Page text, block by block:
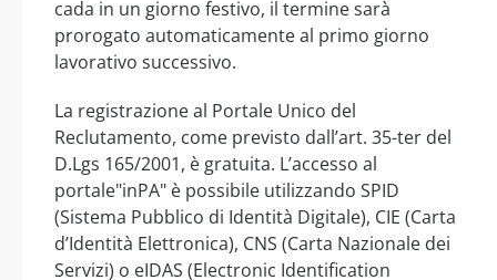
cada in un giorno festivo, il termine sarà
prorogato automaticamente al primo giorno
lavorativo successivo.
La registrazione al Portale Unico del
Reclutamento, come previsto dall’art. 35-ter del
D.Lgs 165/2001, è gratuita. L’accesso al
portale"inPA" è possibile utilizzando SPID
(Sistema Pubblico di Identità Digitale), CIE (Carta
d’Identità Elettronica), CNS (Carta Nazionale dei
Servizi) o eIDAS (Electronic Identification